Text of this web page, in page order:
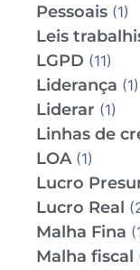
Pessoais (1)
Leis
LGPD (11)
Liderança (1)
Liderar (1)
Linhas de
LOA(1)
Lucro
Lucro Real
Malha Fina
Malha fiscal